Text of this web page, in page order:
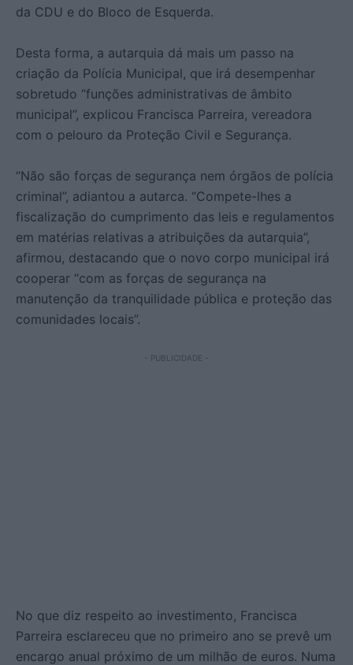
da CDU e do Bloco de Esquerda.
Desta forma, a autarquia dá mais um passo na
criação da Polícia Municipal, que irá desempenhar
sobretudo “funções administrativas de âmbito
municipal”, explicou Francisca Parreira, vereadora
com o pelouro da Proteção Civil e Segurança.
“Não são forças de segurança nem órgãos de polícia
criminal”, adiantou a autarca. “Compete-lhes a
fiscalização do cumprimento das leis e regulamentos
em matérias relativas a atribuições da autarquia”,
afirmou, destacando que o novo corpo municipal irá
cooperar “com as forças de segurança na
manutenção da tranquilidade pública e proteção das
comunidades locais”.
- PUBLICIDADE -
No que diz respeito ao investimento, Francisca
Parreira esclareceu que no primeiro ano se prevê um
encargo anual próximo de um milhão de euros. Numa